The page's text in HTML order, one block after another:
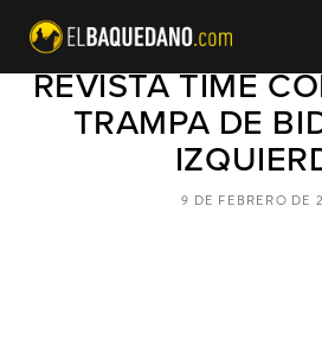
TRUMP TENÍA
REVISTA TIME
TRAMPA DE
9 DE FEBRERO DE